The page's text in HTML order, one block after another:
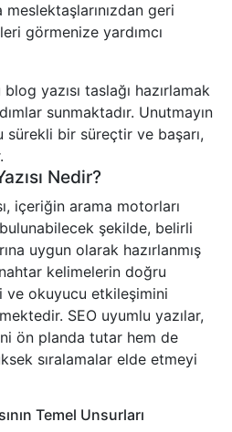
meslektaşlarınızdan geri
görmenize yardımcı
yazısı taslağı hazırlamak
sunmaktadır. Unutmayın
bir süreçtir ve başarı,
Nedir?
içeriğin arama motorları
şekilde, belirli
uygun olarak hazırlanmış
kelimelerin doğru
ve okuyucu etkileşimini
SEO uyumlu yazılar,
ön planda tutar hem de
sıralamalar elde etmeyi
Temel Unsurları